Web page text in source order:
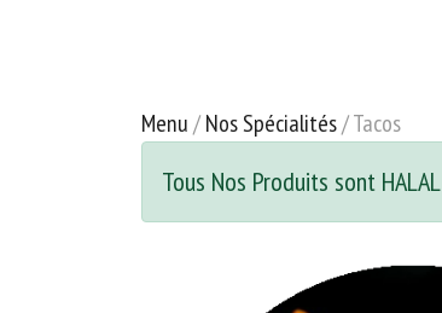
Menu/Nos Spécialités/ Tacos
Tous Nos Produits sont HALAL